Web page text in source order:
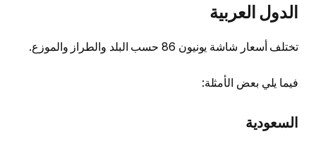
الدول العربية
تختلف أسعار شاشة يونيون 86 حسب البلد والطراز والموزع.
فيما يلي بعض الأمثلة:
السعودية